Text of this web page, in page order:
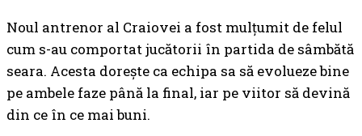
Noul antrenor al Craiovei a fost mulțumit de felul
cum s-au comportat jucătorii în partida de sâmbătă
seara. Acesta dorește ca echipa sa să evolueze bine
pe ambele faze până la final, iar pe viitor să devină
din ce în ce mai buni.